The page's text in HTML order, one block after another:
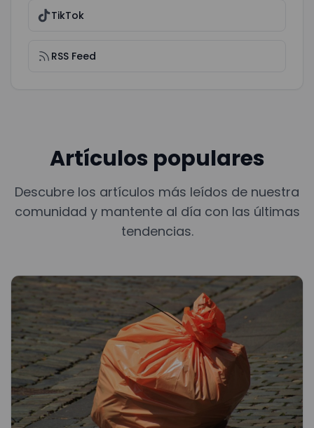
TikTok
RSS Feed
Artículos populares
Descubre los artículos más leídos de nuestra
comunidad y mantente al día con las últimas
tendencias.